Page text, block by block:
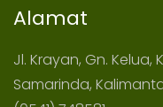
Alamat
Jl. Krayan, Gn.
Samarinda,